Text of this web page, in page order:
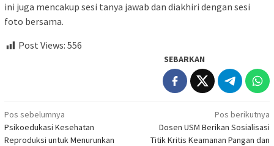
ini juga mencakup sesi tanya jawab dan diakhiri dengan sesi
foto bersama.
Post Views: 556
SEBARKAN
Navigasi
pos
Pos sebelumnya
Psikoedukasi Kesehatan
Reproduksi untuk Menurunkan
Pos berikutnya
Dosen USM Berikan Sosialisasi
Titik Kritis Keamanan Pangan dan